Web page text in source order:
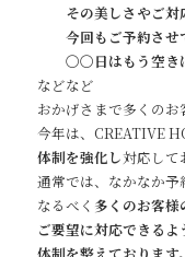
その美しさやご対
今回もご予約させ
〇〇日はもう空き
などなど
おかげさまで多くの
今年は、CREATIVE
体制を強化し対応して
通常では、なかなか予
なるべく 多くのお客様
ご要望に対応できるよ
体制を整えております。